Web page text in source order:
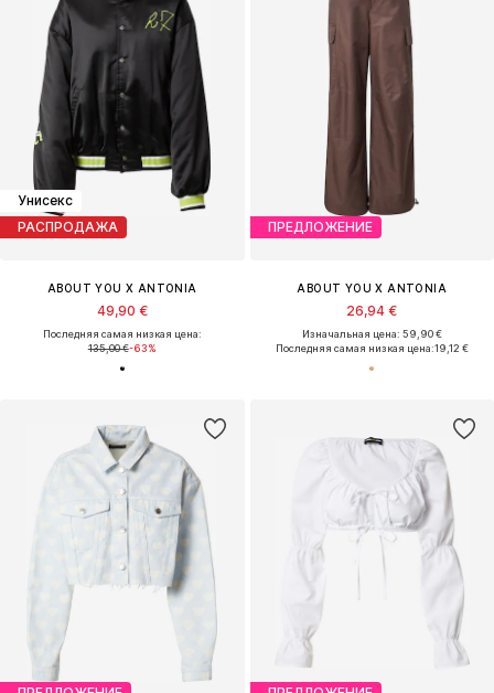
Унисекс
РАСПРОДАЖА
ABOUT YOU X ANTONIA
49,90 €
Последняя самая низкая цена:
135,00 €-63%
ПРЕДЛОЖЕНИЕ
ABOUT YOU X ANTONIA
26,94 €
Изначальная цена: 59,90 €
Последняя самая низкая цена:19,12 €